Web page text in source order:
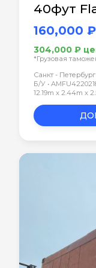
40фут
160,000 ₽
304,000 ₽
*Грузовая
Санкт -
Б/У •
12.19m x 2.44m x